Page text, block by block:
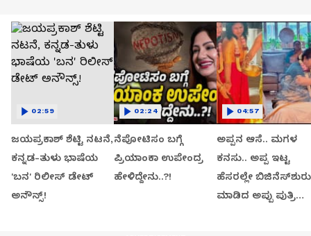
ಜಯಪ್ರಕಾಶ್ ಶೆಟ್ಟಿ ನಟನೆ,
ಕನ್ನಡ-ತುಳು ಭಾಷೆಯ
'ಬನ' ರಿಲೀಸ್ ಡೇಟ್
ಅನೌನ್ಸ್!
02:59
ನೆಪೋಟಿಸಂ ಬಗ್ಗೆ
ಪ್ರಿಯಾಂಕಾ ಉಪೇಂದ್ರ
ಹೇಳಿದ್ದೇನು..?!
02:24
ಅಪ್ಪನ ಆಸೆ.. ಮಗಳ
ಕನಸು.. ಅಪ್ಪ ಇಟ್ಟ
ಹೆಸರಲ್ಲೇ ಬಿಜಿನೆಸ್​ಶುರು
ಮಾಡಿದ ಅಪ್ಪು ಪುತ್ರಿ
04:57